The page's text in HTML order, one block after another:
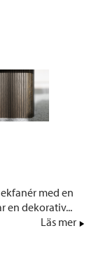
med en
en dekorativ...
Läs mer